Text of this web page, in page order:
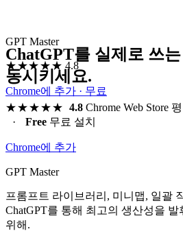
GPT Master
★★★★★ 4.8
Chrome에 추가 · 무료
ChatGPT를 실제로 쓰
동시키세요.
★★★★★ 4.8Chrome Web Store
·
Free 무료 설치
Chrome에 추가
GPT Master
프롬프트 라이브러리, 미니맵, 일괄
ChatGPT를 통해 최고의 생산성을
위해.